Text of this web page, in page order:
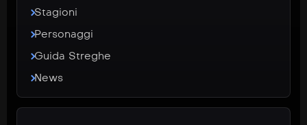
Stagioni
Personaggi
Guida Streghe
News